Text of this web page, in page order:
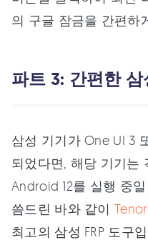
의 구글 잠금을 간편하
파트 3: 간편한 삼
삼성 기기가 One UI 3
되었다면, 해당 기기는
Android 12를 실행 중
씀드린 바와 같이
최고의 삼성 FRP 도구